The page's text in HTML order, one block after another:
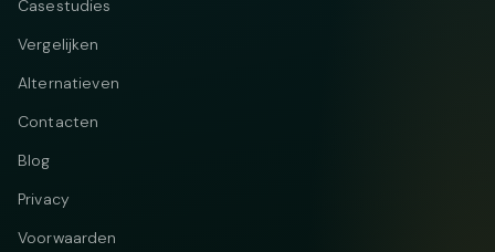
Casestudies
Vergelijken
Alternatieven
Contacten
Blog
Privacy
Voorwaarden